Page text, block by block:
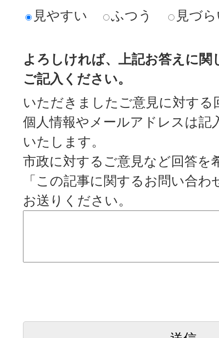
見やすい
ふつう 見づ
よろしければ、上記お答えに関
ご記入ください。
いただきましたご意見に対する
個人情報やメールアドレスは記
いたします。
市政に対するご意見など回答を
「この記事に関するお問い合
お送りください。